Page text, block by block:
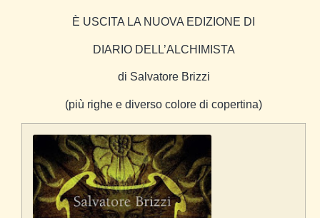
È USCITA LA NUOVA EDIZIONE DI
DIARIO DELL’ALCHIMISTA
di Salvatore Brizzi
(più righe e diverso colore di copertina)